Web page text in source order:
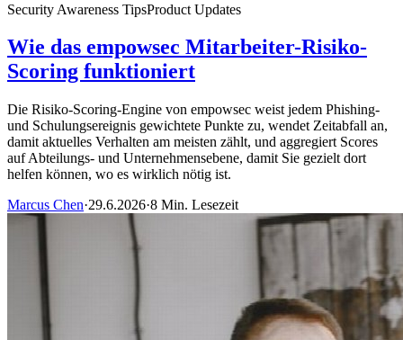
Security Awareness TipsProduct Updates
Wie das empowsec Mitarbeiter-Risiko-
Scoring funktioniert
Die Risiko-Scoring-Engine von empowsec weist jedem Phishing-
und Schulungsereignis gewichtete Punkte zu, wendet Zeitabfall an,
damit aktuelles Verhalten am meisten zählt, und aggregiert Scores
auf Abteilungs- und Unternehmensebene, damit Sie gezielt dort
helfen können, wo es wirklich nötig ist.
Marcus Chen·29.6.2026·8 Min. Lesezeit